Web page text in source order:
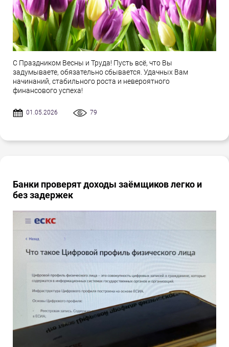
С Праздником Весны и Труда! Пусть всё, что Вы
задумываете, обязательно сбывается. Удачных Вам
начинаний, стабильного роста и невероятного
финансового успеха!
01.05.2026 79
Банки проверят доходы заёмщиков легко и
без задержек